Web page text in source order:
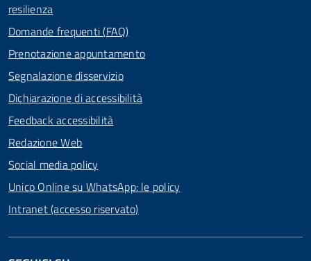
resilienza
Domande frequenti (FAQ)
Prenotazione appuntamento
Segnalazione disservizio
Dichiarazione di accessibilità
Feedback accessibilità
Redazione Web
Social media policy
Unico Online su WhatsApp: le policy
Intranet (accesso riservato)